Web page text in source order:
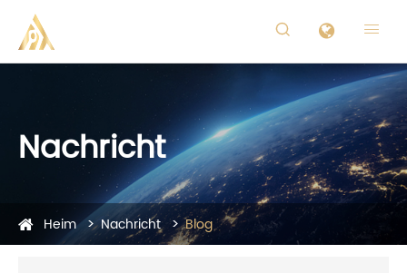
 
Nachricht
Heim Nachricht Blog